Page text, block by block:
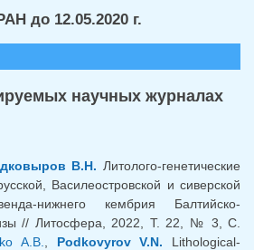
до 12.05.2020 г.
научных журналах
В.Н. Литолого-генетические
Василеостровской и сиверской
нижнего кембрия Балтийско-
// Литосфера, 2022, Т. 22, № 3, С.
A.B. Podkovyrov V.N. Lithological-